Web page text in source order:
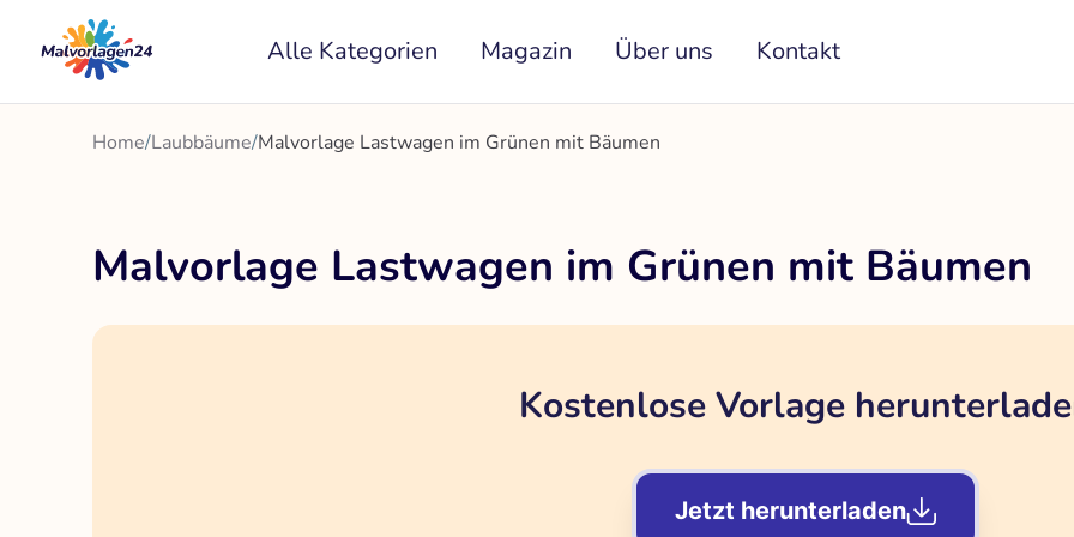
Inhalt
springen
Alle Kategorien Magazin Über uns Kontakt
Home/Laubbäume/Malvorlage Lastwagen im Grünen mit Bäumen
Malvorlage Lastwagen im Grünen mit Bäumen
Kostenlose Vorlage
Jetzt herunterladen